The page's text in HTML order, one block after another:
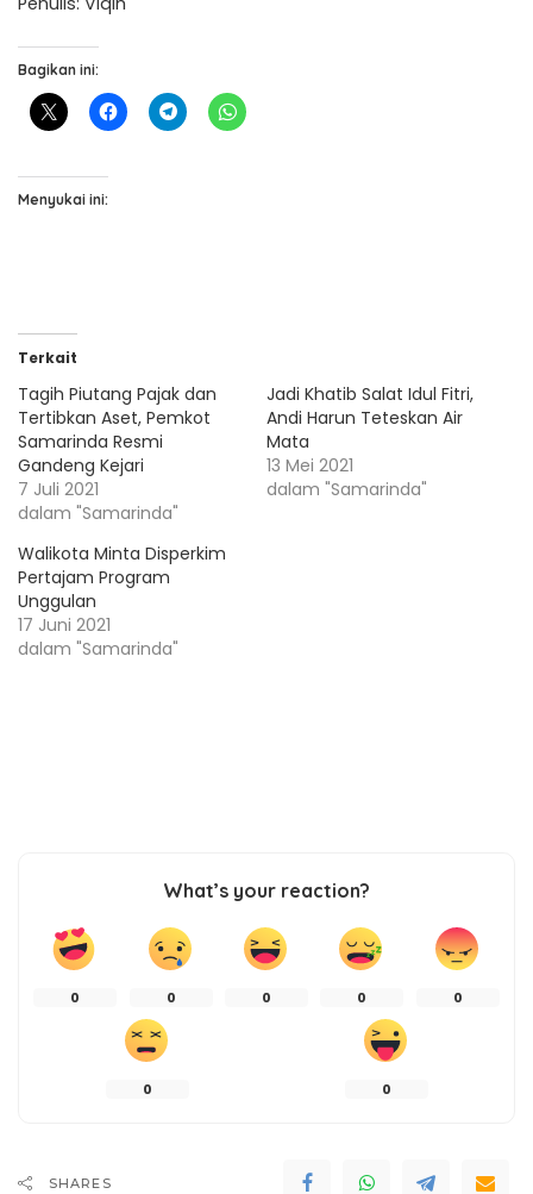
Bagikan ini:
Menyukai ini:
Terkait
Tagih Piutang Pajak dan
Tertibkan Aset, Pemkot
Samarinda Resmi
Gandeng Kejari
7 Juli 2021
dalam "Samarinda"
Jadi Khatib Salat Idul Fitri,
Andi Harun Teteskan Air
Mata
13 Mei 2021
dalam "Samarinda"
Walikota Minta Disperkim
Pertajam Program
Unggulan
17 Juni 2021
dalam "Samarinda"
What’s your reaction?
0 0 0 0 0
0 0
SHARES